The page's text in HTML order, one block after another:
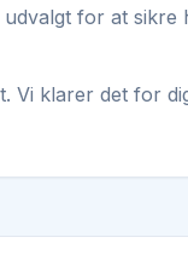
for at sikre
Vi klarer det for